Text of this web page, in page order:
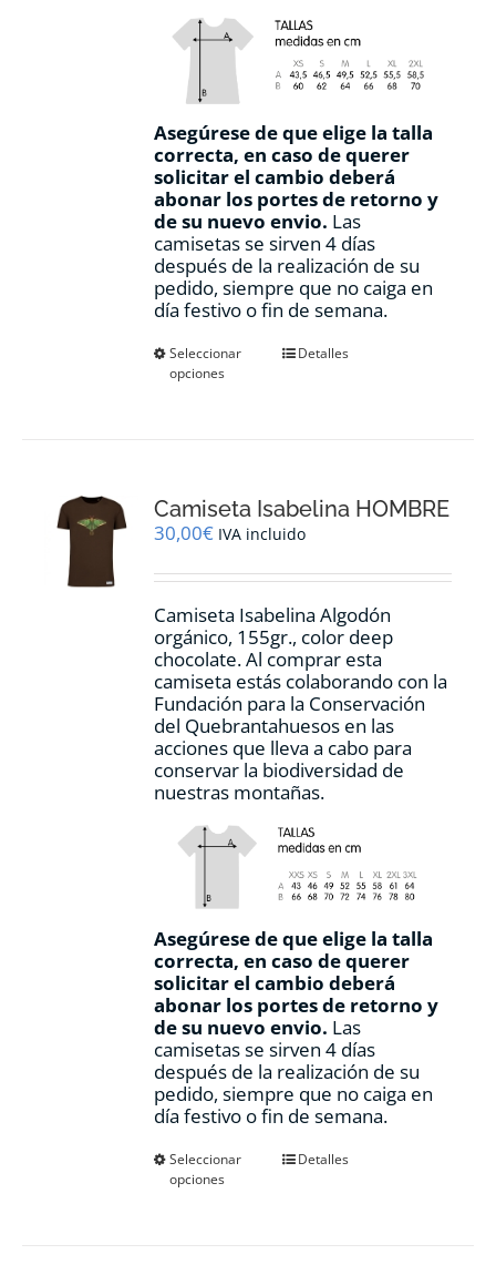
Asegúrese de que elige la talla
correcta, en caso de querer
solicitar el cambio deberá
abonar los portes de retorno y
de su nuevo envio. Las
camisetas se sirven 4 días
después de la realización de su
pedido, siempre que no caiga en
día festivo o fin de semana.
Seleccionar
opciones
Este
se
pueden
en
página
de
producto
Detalles
Camiseta Isabelina HOMBRE
30,00€ IVA incluido
Camiseta Isabelina Algodón
orgánico, 155gr., color deep
chocolate.Al comprar esta
camiseta estás colaborando con la
Fundación para la Conservación
del Quebrantahuesos en las
acciones que lleva a cabo para
conservar la biodiversidad de
nuestras montañas.
Asegúrese de que elige la talla
correcta, en caso de querer
solicitar el cambio deberá
abonar los portes de retorno y
de su nuevo envio. Las
camisetas se sirven 4 días
después de la realización de su
pedido, siempre que no caiga en
día festivo o fin de semana.
Seleccionar
opciones
EsteDetalles